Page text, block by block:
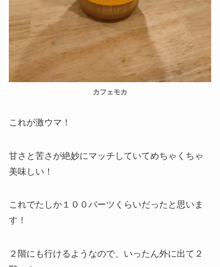
カフェモカ
これが激ウマ！
甘さと苦さが絶妙にマッチしていてめちゃくちゃ
美味しい！
これでたしか１００バーツくらいだったと思いま
す！
２階にも行けるようなので、いったん外に出て２